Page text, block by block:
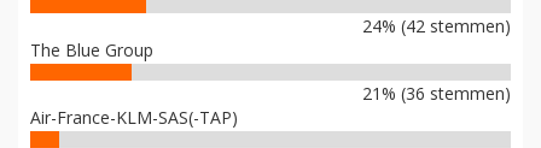
24% (42 stemmen)
The Blue Group
21% (36 stemmen)
Air-France-KLM-SAS(-TAP)